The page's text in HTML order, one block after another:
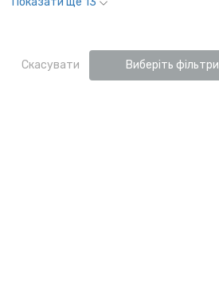
Скасувати Виберіть фільтри